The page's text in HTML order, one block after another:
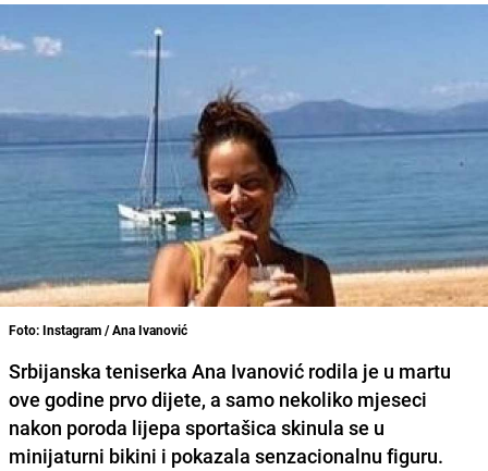
Foto: Instagram / Ana Ivanović
Srbijanska teniserka Ana Ivanović rodila je u martu
ove godine prvo dijete, a samo nekoliko mjeseci
nakon poroda lijepa sportašica skinula se u
minijaturni bikini i pokazala senzacionalnu figuru.